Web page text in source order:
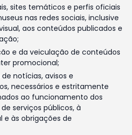
sites temáticos e perfis oficiais
nas redes sociais, inclusive
aos conteúdos publicados e
e da veiculação de conteúdos
promocional;
notícias, avisos e
necessários e estritamente
ao funcionamento dos
serviços públicos, à
às obrigações de